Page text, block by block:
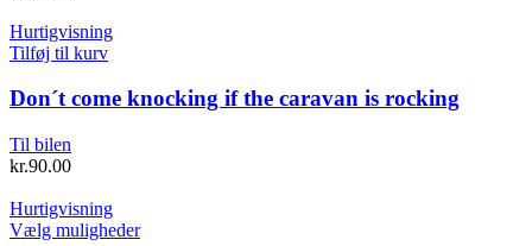
Hurtigvisning
Tilføj til kurv
Don´t come knocking if the caravan is rocking
Til bilen
kr.90.00
Hurtigvisning
Vælg mulighederDette